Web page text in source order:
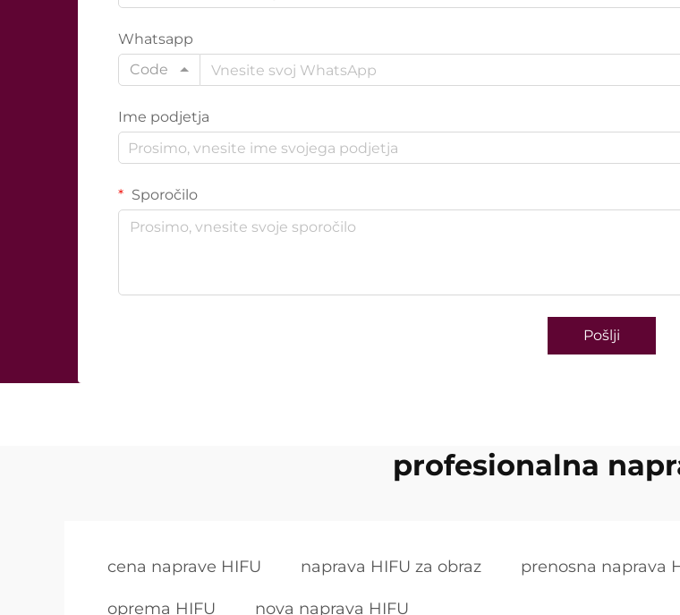
Whatsapp
Code
Ime podjetja
Sporočilo
Pošlji
profesionalna
cena naprave HIFU naprava HIFU za obraz prenosna naprava
oprema HIFU nova naprava HIFU